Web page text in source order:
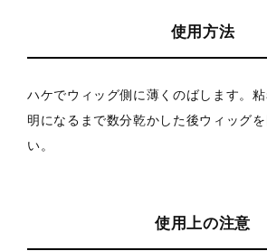
使用方法
ハケでウィッグ側に薄くのばします。
明になるまで数分乾かした後ウィッグ
い。
使用上の注意